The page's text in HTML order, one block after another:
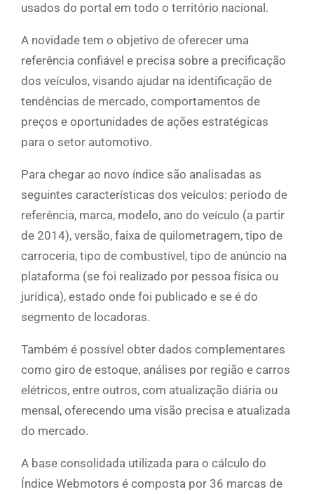
usados do portal em todo o território nacional.
A novidade tem o objetivo de oferecer uma
referência confiável e precisa sobre a precificação
dos veículos, visando ajudar na identificação de
tendências de mercado, comportamentos de
preços e oportunidades de ações estratégicas
para o setor automotivo.
Para chegar ao novo índice são analisadas as
seguintes características dos veículos: período de
referência, marca, modelo, ano do veículo (a partir
de 2014), versão, faixa de quilometragem, tipo de
carroceria, tipo de combustível, tipo de anúncio na
plataforma (se foi realizado por pessoa física ou
jurídica), estado onde foi publicado e se é do
segmento de locadoras.
Também é possível obter dados complementares
como giro de estoque, análises por região e carros
elétricos, entre outros, com atualização diária ou
mensal, oferecendo uma visão precisa e atualizada
do mercado.
A base consolidada utilizada para o cálculo do
Índice Webmotors é composta por 36 marcas de